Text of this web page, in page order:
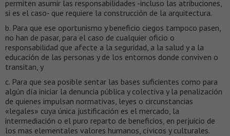
permiten asumir las responsabilidades -incluso las atribuciones,
si es el caso- que requiere la construcción de la arquitectura.
b. Para que ese oportunismo y beneficio ciegos tampoco pasen,
no han de pasar, para el caso de cualquier oficio o
responsabilidad que afecte a la seguridad, a la salud y a la
educación de las personas y de los entornos donde conviven o
transitan, y
c. Para que sea posible sentar las bases suficientes como para
algún día iniciar la denuncia pública y colectiva y la penalización
de quienes impulsan normativas, leyes o circunstancias
«legales» cuya única justificación es el mercado, la
intermediación o el puro reparto de beneficios, en perjuicio de
los mas elementales valores humanos, cívicos y culturales.